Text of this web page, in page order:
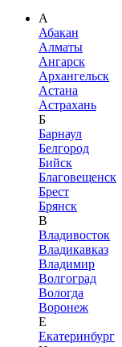
А
Абакан
Алматы
Ангарск
Архангельск
Астана
Астрахань
Б
Барнаул
Белгород
Бийск
Благовещенск
Брест
Брянск
В
Владивосток
Владикавказ
Владимир
Волгоград
Вологда
Воронеж
Е
Екатеринбург